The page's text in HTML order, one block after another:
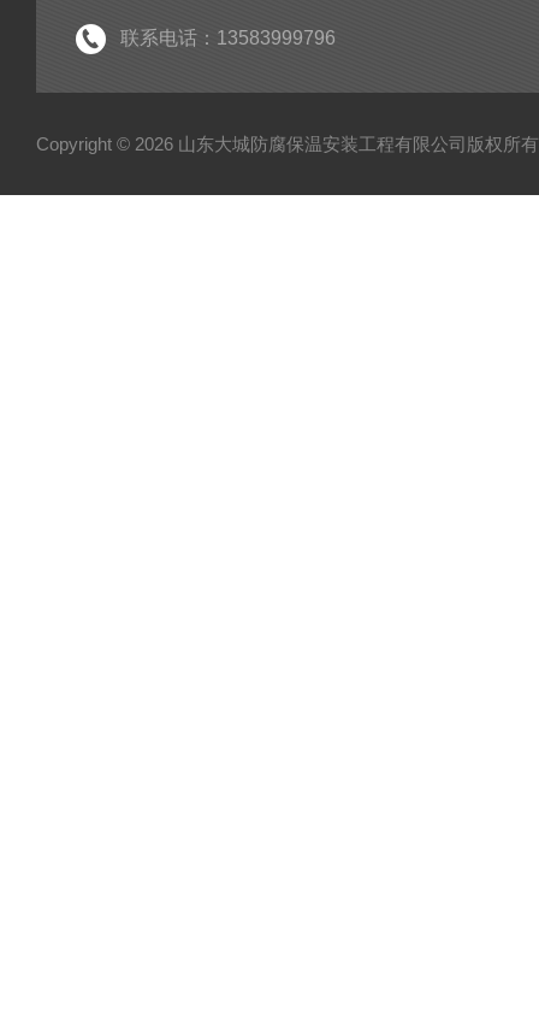
联系电话：13583999796
Copyright © 2026 山东大城防腐保温安装工程有限公司版权所